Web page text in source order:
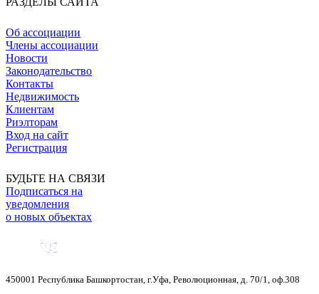
Об ассоциации
Члены ассоциации
Новости
Законодательство
Контакты
Недвижимость
Клиентам
Риэлторам
Вход на сайт
Регистрация
БУДЬТЕ НА СВЯЗИ
Подписаться на
уведомления
о новых объектах
450001 Республика Башкортостан, г.Уфа, Революционная, д. 70/1, оф.308